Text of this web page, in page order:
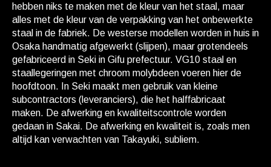
hebben niks te maken met de kleur van het staal, maar
alles met de kleur van de verpakking van het onbewerkte
staal in de fabriek. De westerse modellen worden in huis in
Osaka handmatig afgewerkt (slijpen), maar grotendeels
gefabriceerd in Seki in Gifu prefectuur. VG10 staal en
staallegeringen met chroom molybdeen voeren hier de
hoofdtoon. In Seki maakt men gebruik van kleine
subcontractors (leveranciers), die het halffabricaat
maken. De afwerking en kwaliteitscontrole worden
gedaan in Sakai. De afwerking en kwaliteit is, zoals men
altijd kan verwachten van Takayuki, subliem.